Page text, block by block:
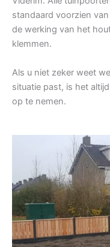
standaard voorzien
de werking van het
klemmen.
Als u niet zeker weet
situatie past, is het
op te nemen.